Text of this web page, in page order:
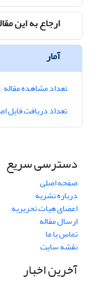
ارجاع به این
آمار
تعداد مشاهده مقاله
تعداد دریافت فایل
دسترسی سریع
صفحه اصلی
درباره نشریه
اعضای هیات تحریریه
ارسال مقاله
تماس با ما
نقشه سایت
آخرین اخبار